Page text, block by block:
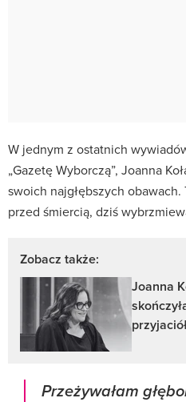
W jednym z ostatnich
„Gazetę Wyborczą”, Joanna
swoich najgłębszych
przed śmiercią, dziś
Zobacz także:
Joanna
Przeżywałam